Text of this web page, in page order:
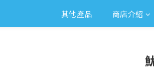
其他產品 商店介紹